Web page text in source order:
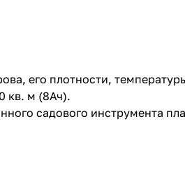
его плотности,
кв. м (8Ач).
садового инструмента